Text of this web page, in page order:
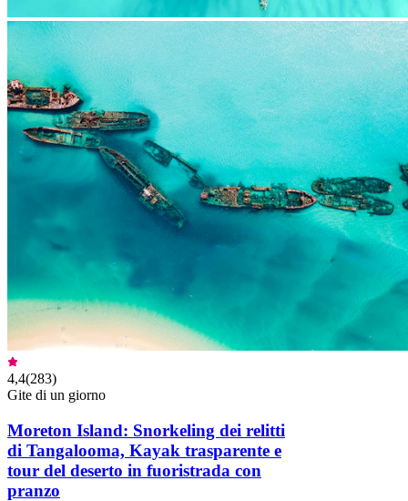
4,4(283)
Gite di un giorno
Moreton Island: Snorkeling dei relitti
di Tangalooma, Kayak trasparente e
tour del deserto in fuoristrada con
pranzo